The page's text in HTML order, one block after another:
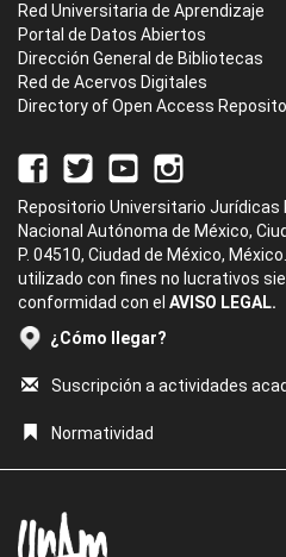
Red Universitaria de Aprendizaje
Portal de Datos Abiertos
Dirección General de Bibliotecas
Red de Acervos Digitales
Directory of Open Access
Repositorio Universitario Jurídicas
Nacional Autónoma de México,
P. 04510, Ciudad de México,
utilizado con fines no lucrativos
conformidad con el AVISO LEGAL.
¿Cómo llegar?
Suscripción a actividades
Normatividad